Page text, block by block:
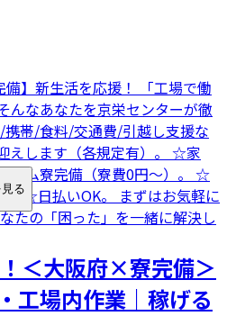
備】新生活を応援！ 「工場で働
んなあなたを京栄センターが徹
帯/食料/交通費/引越し支援な
えします（各規定有）。 ☆家
ーム寮完備（寮費0円～）。 ☆
☆日払いOK。 まずはお気軽に
たの「困った」を一緒に解決し
る
＜大阪府×寮完備＞
工場内作業｜稼げる